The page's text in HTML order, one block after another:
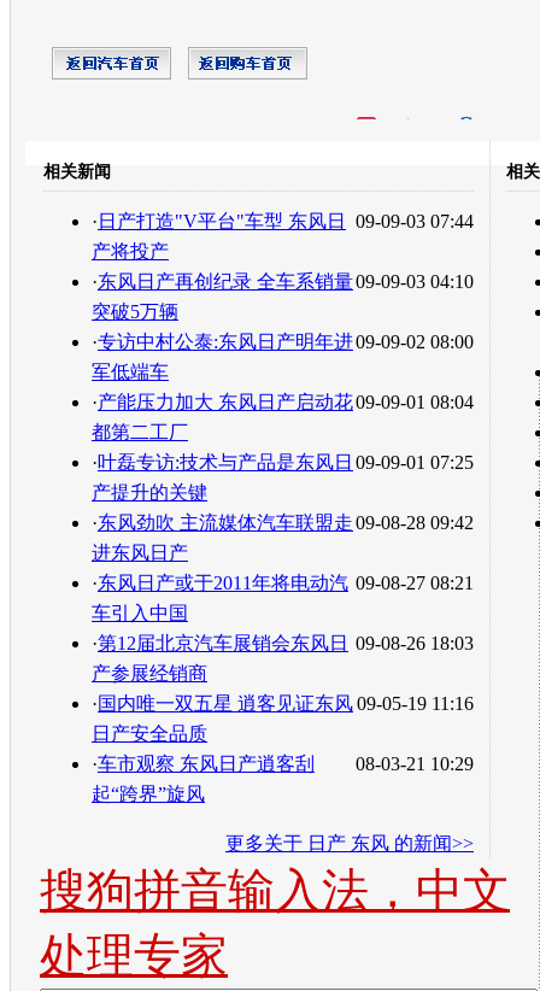
转发至：
相关新闻
09-09-03 07:44
· 日产打造"V平台"车型 东风日
产将投产
09-09-03 04:10
·东风日产再创纪录 全车系销量
突破5万辆
09-09-02 08:00
·专访中村公泰:东风日产明年进
军低端车
09-09-01 08:04
·产能压力加大 东风日产启动花
都第二工厂
09-09-01 07:25
·叶磊专访:技术与产品是东风日
产提升的关键
09-08-28 09:42
·东风劲吹 主流媒体汽车联盟走
进东风日产
09-08-27 08:21
·东风日产或于2011年将电动汽
车引入中国
09-08-26 18:03
·第12届北京汽车展销会东风日
产参展经销商
09-05-19 11:16
·国内唯一双五星 逍客见证东风
日产安全品质
08-03-21 10:29
·车市观察 东风日产逍客刮
起“跨界”旋风
更多关于 日产 东风 的新闻>>
相
搜狗拼音输入法，中文
处理专家